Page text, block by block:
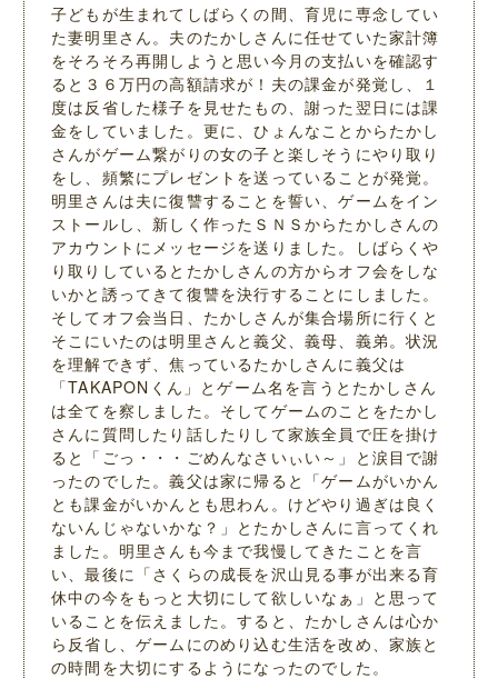
子どもが生まれてしばらくの間、育児に専念してい
た妻明里さん。夫のたかしさんに任せていた家計簿
をそろそろ再開しようと思い今月の支払いを確認す
ると３６万円の高額請求が！夫の課金が発覚し、１
度は反省した様子を見せたもの、謝った翌日には課
金をしていました。更に、ひょんなことからたかし
さんがゲーム繋がりの女の子と楽しそうにやり取り
をし、頻繁にプレゼントを送っていることが発覚。
明里さんは夫に復讐することを誓い、ゲームをイン
ストールし、新しく作ったＳＮＳからたかしさんの
アカウントにメッセージを送りました。しばらくや
り取りしているとたかしさんの方からオフ会をしな
いかと誘ってきて復讐を決行することにしました。
そしてオフ会当日、たかしさんが集合場所に行くと
そこにいたのは明里さんと義父、義母、義弟。状況
を理解できず、焦っているたかしさんに義父は
「TAKAPONくん」とゲーム名を言うとたかしさん
は全てを察しました。そしてゲームのことをたかし
さんに質問したり話したりして家族全員で圧を掛け
ると「ごっ・・・ごめんなさいぃい～」と涙目で謝
ったのでした。義父は家に帰ると「ゲームがいかん
とも課金がいかんとも思わん。けどやり過ぎは良く
ないんじゃないかな？」とたかしさんに言ってくれ
ました。明里さんも今まで我慢してきたことを言
い、最後に「さくらの成長を沢山見る事が出来る育
休中の今をもっと大切にして欲しいなぁ」と思って
いることを伝えました。すると、たかしさんは心か
ら反省し、ゲームにのめり込む生活を改め、家族と
の時間を大切にするようになったのでした。